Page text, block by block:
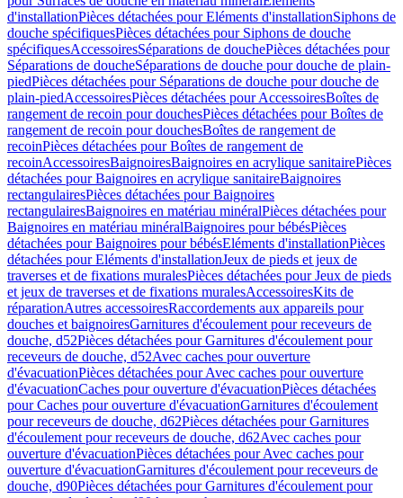
d'installationPièces détachées pour Eléments d'installationSiphons de
douche spécifiquesPièces détachées pour Siphons de douche
spécifiquesAccessoiresSéparations de douchePièces détachées pour
Séparations de doucheSéparations de douche pour douche de plain-
piedPièces détachées pour Séparations de douche pour douche de
plain-piedAccessoiresPièces détachées pour AccessoiresBoîtes de
rangement de recoin pour douchesPièces détachées pour Boîtes de
rangement de recoin pour douchesBoîtes de rangement de
recoinPièces détachées pour Boîtes de rangement de
recoinAccessoiresBaignoiresBaignoires en acrylique sanitairePièces
détachées pour Baignoires en acrylique sanitaireBaignoires
rectangulairesPièces détachées pour Baignoires
rectangulairesBaignoires en matériau minéralPièces détachées pour
Baignoires en matériau minéralBaignoires pour bébésPièces
détachées pour Baignoires pour bébésEléments d'installationPièces
détachées pour Eléments d'installationJeux de pieds et jeux de
traverses et de fixations muralesPièces détachées pour Jeux de pieds
et jeux de traverses et de fixations muralesAccessoiresKits de
réparationAutres accessoiresRaccordements aux appareils pour
douches et baignoiresGarnitures d'écoulement pour receveurs de
douche, d52Pièces détachées pour Garnitures d'écoulement pour
receveurs de douche, d52Avec caches pour ouverture
d'évacuationPièces détachées pour Avec caches pour ouverture
d'évacuationCaches pour ouverture d'évacuationPièces détachées
pour Caches pour ouverture d'évacuationGarnitures d'écoulement
pour receveurs de douche, d62Pièces détachées pour Garnitures
d'écoulement pour receveurs de douche, d62Avec caches pour
ouverture d'évacuationPièces détachées pour Avec caches pour
ouverture d'évacuationGarnitures d'écoulement pour receveurs de
douche, d90Pièces détachées pour Garnitures d'écoulement pour